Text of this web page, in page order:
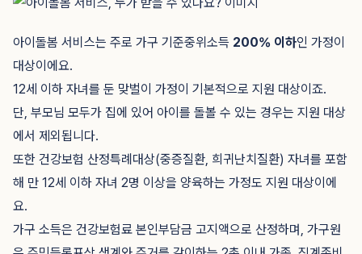
아이돌봄 서비스는 주로 가구 기준중위소득 200% 이하인 가정이
대상이에요.
12세 이하 자녀를 둔 맞벌이 가정이 기본적으로 지원 대상이죠.
단, 부모님 모두가 집에 있어 아이를 돌볼 수 있는 경우는 지원 대상
에서 제외됩니다.
또한 건강보험 산정특례대상(중증질환, 희귀난치질환) 자녀를 포함
해 만 12세 이하 자녀 2명 이상을 양육하는 가정도 지원 대상이에
요.
가구 소득은 건강보험료 본인부담금 고지액으로 산정하며, 가구원